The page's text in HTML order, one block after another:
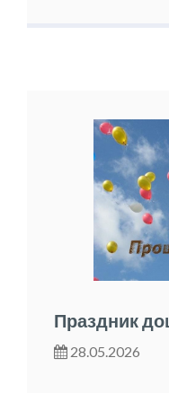
Праздник
28.05.2026